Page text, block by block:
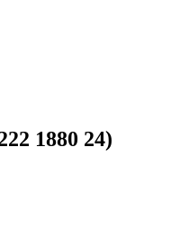
1880 24)